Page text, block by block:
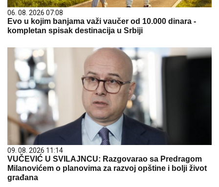
06. 08. 2026 07:08
Evo u kojim banjama važi vaučer od 10.000 dinara -
kompletan spisak destinacija u Srbiji
09. 08. 2026 11:14
VUČEVIĆ U SVILAJNCU: Razgovarao sa Predragom
Milanovićem o planovima za razvoj opštine i bolji život
građana